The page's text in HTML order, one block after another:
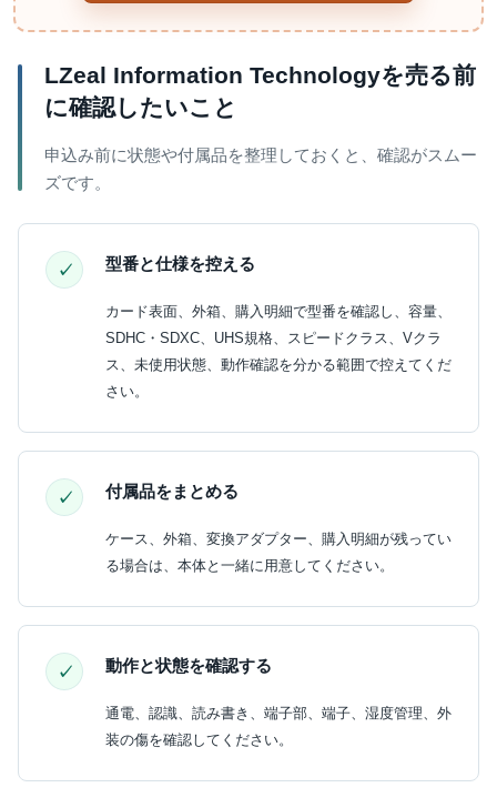
LZeal Information Technologyを売る前
に確認したいこと
申込み前に状態や付属品を整理しておくと、確認がスムー
ズです。
型番と仕様を控える
カード表面、外箱、購入明細で型番を確認し、容量、
SDHC・SDXC、UHS規格、スピードクラス、Vクラ
ス、未使用状態、動作確認を分かる範囲で控えてくだ
さい。
付属品をまとめる
ケース、外箱、変換アダプター、購入明細が残ってい
る場合は、本体と一緒に用意してください。
動作と状態を確認する
通電、認識、読み書き、端子部、端子、湿度管理、外
装の傷を確認してください。